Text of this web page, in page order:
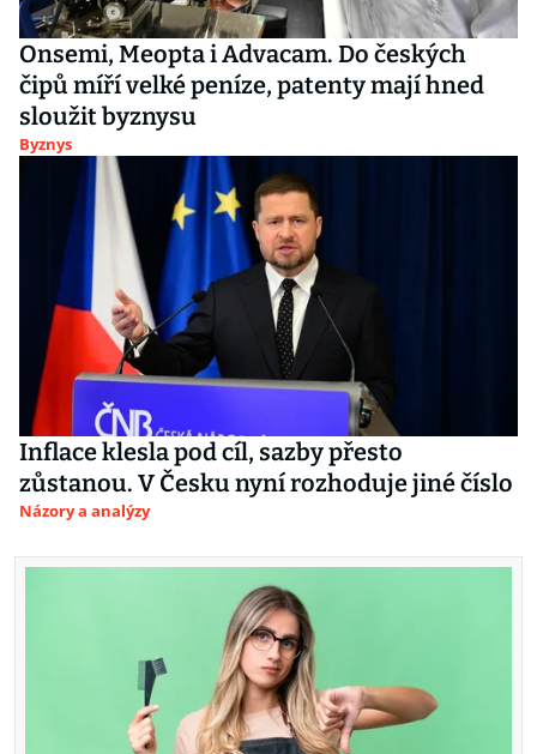
Onsemi, Meopta i Advacam. Do českých
čipů míří velké peníze, patenty mají hned
sloužit byznysu
Byznys
Inflace klesla pod cíl, sazby přesto
zůstanou. V Česku nyní rozhoduje jiné číslo
Názory a analýzy